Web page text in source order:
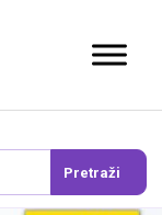
Pretraži